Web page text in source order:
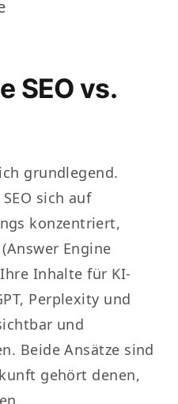
SEO vs.
grundlegend.
sich auf
konzentriert,
Engine
Inhalte für KI-
Perplexity und
und
Beide Ansätze sind
gehört denen,